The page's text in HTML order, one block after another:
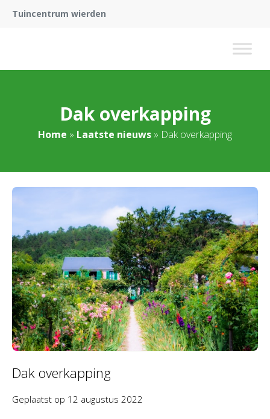
Tuincentrum wierden
Dak overkapping
Home » Laatste nieuws » Dak overkapping
Dak overkapping
Geplaatst op 12 augustus 2022